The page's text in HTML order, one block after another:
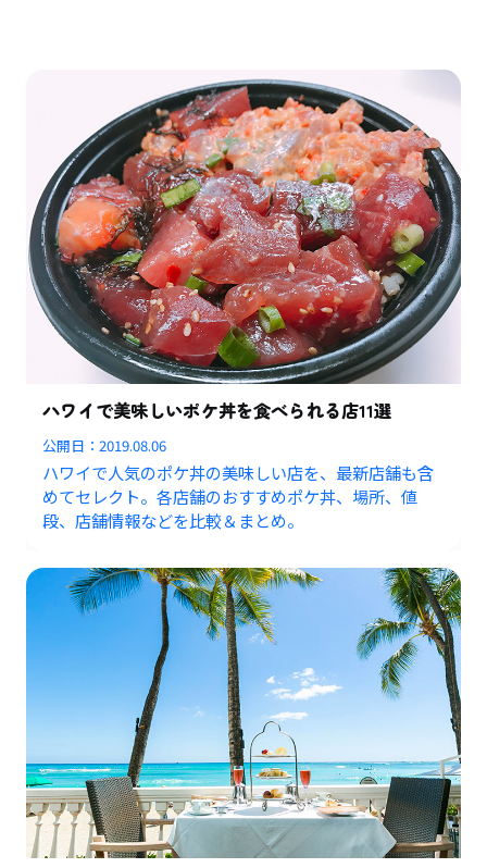
ハワイで美味しいポケ丼を食べられる店11選
公開日：2019.08.06
ハワイで人気のポケ丼の美味しい店を、最新店舗も含
めてセレクト。各店舗のおすすめポケ丼、場所、値
段、店舗情報などを比較＆まとめ。